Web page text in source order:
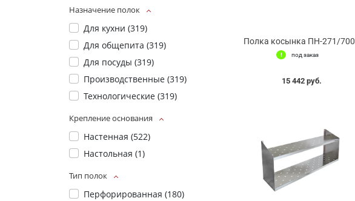
Назначение полок
Для кухни (319)
Для общепита (319)
Для посуды (319)
Производственные (319)
Технологические (319)
Крепление основания
Настенная (522)
Настольная (1)
Тип полок
Перфорированная (180)
Полка косынка ПН-271/700
под заказ
15 442 руб.